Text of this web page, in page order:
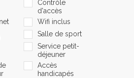
Contrôle
d'accès
Wifi inclus
Salle de sport
Service petit-
déjeuner
Accès
handicapés